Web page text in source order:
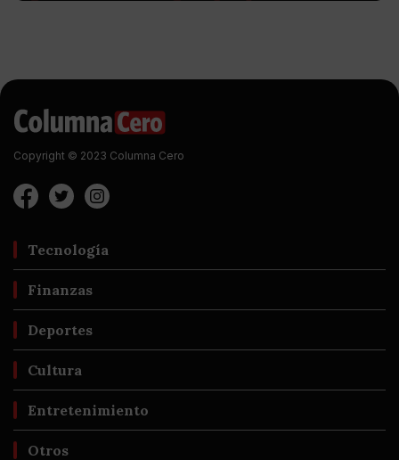
Copyright © 2023 Columna Cero
Tecnología
Finanzas
Deportes
Cultura
Entretenimiento
Otros